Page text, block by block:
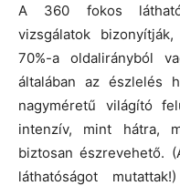
A 360 fokos
vizsgálatok
70%-a oldalirányból
általában az észlelés
nagyméretű világító
intenzív, mint hátra,
biztosan észrevehető.
láthatóságot